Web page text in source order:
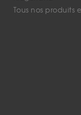
Tous nos produits